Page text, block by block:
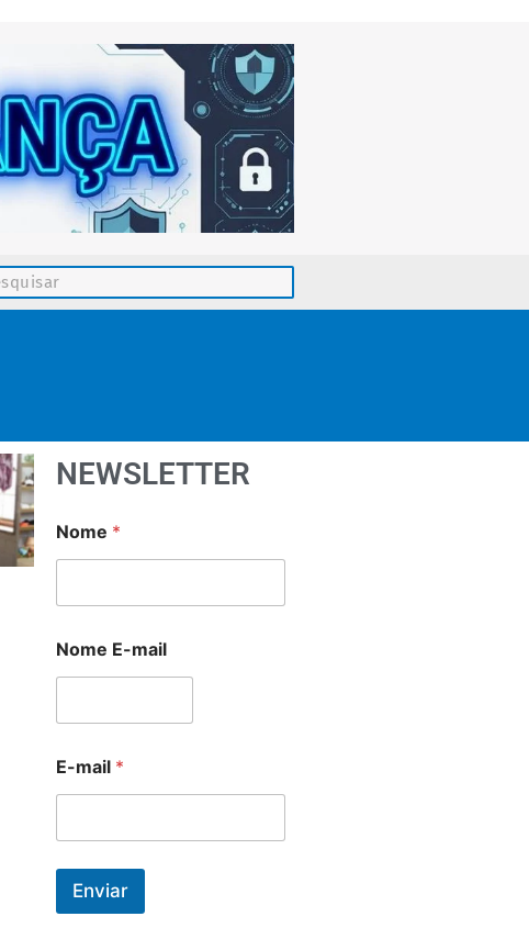
NEWSLETTER
Nome *
Nome E-mail
E-mail *
Enviar